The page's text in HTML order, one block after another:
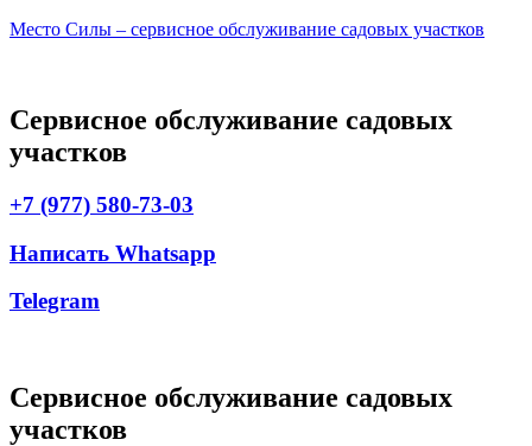
Место Силы – сервисное обслуживание садовых участков
Сервисное обслуживание садовых
участков
+7 (977) 580-73-03
Написать Whatsapp
Telegram
Сервисное обслуживание садовых
участков